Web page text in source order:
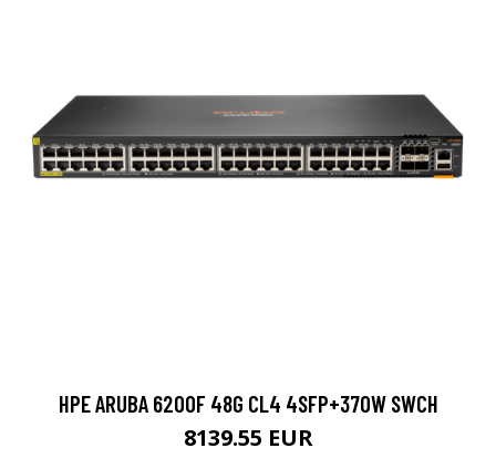
HPE ARUBA 6200F 48G CL4 4SFP+370W SWCH
8139.55 EUR